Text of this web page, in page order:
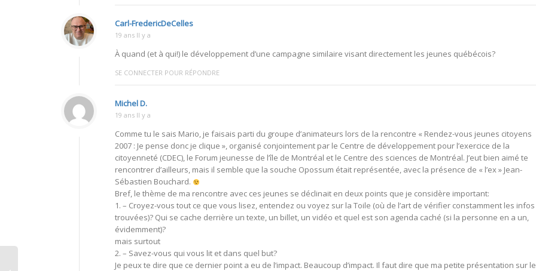
Carl-FredericDeCelles
19 ans Il y a
À quand (et à qui!) le développement d’une campagne similaire visant directement les jeunes québécois?
SE CONNECTER POUR RÉPONDRE
Michel D.
19 ans Il y a
Comme tu le sais Mario, je faisais parti du groupe d’animateurs lors de la rencontre « Rendez-vous jeunes citoyens
2007 : Je pense donc je clique », organisé conjointement par le Centre de développement pour l’exercice de la
citoyenneté (CDEC), le Forum jeunesse de l’île de Montréal et le Centre des sciences de Montréal. J’eut bien aimé te
rencontrer d’ailleurs, mais il semble que la souche Opossum était représentée, avec la présence de « l’ex » Jean-
Sébastien Bouchard.
Bref, le thème de ma rencontre avec ces jeunes se déclinait en deux points que je considère important:
1. – Croyez-vous tout ce que vous lisez, entendez ou voyez sur la Toile (où de l’art de vérifier constamment les infos
trouvées)? Qui se cache derrière un texte, un billet, un vidéo et quel est son agenda caché (si la personne en a un,
évidemment)?
mais surtout
2. – Savez-vous qui vous lit et dans quel but?
Je peux te dire que ce dernier point a eu de l’impact. Beaucoup d’impact. Il faut dire que ma petite présentation sur le